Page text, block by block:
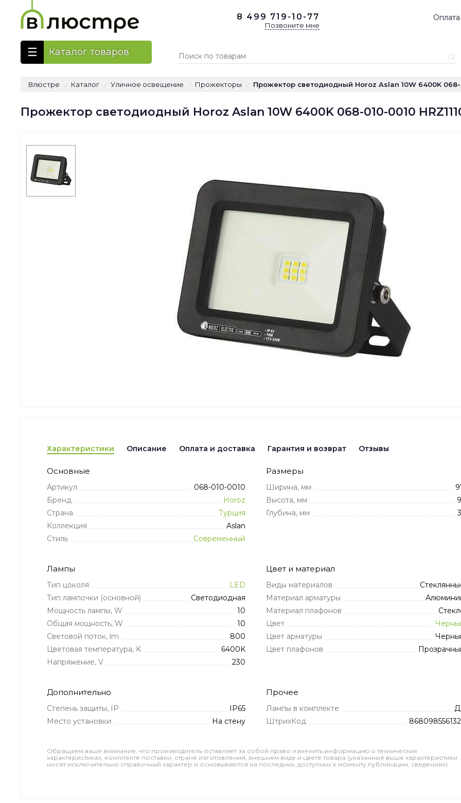
8 499 719-10-77
Позвоните мне
Оплата
Каталог товаров
Влюстре / Каталог / Уличное освещение / Прожекторы / Прожектор светодиодный Horoz Aslan 10W 6400K 068-
Прожектор светодиодный Horoz Aslan 10W 6400K 068-010-0010
Характеристики Описание Оплата и доставка Гарантия и возврат Отзывы
Основные
Артикул
068-010-0010
Бренд
Horoz
Страна
Турция
Коллекция
Aslan
Стиль
Современный
Размеры
Ширина, мм
Высота, мм
Глубина, мм
Лампы
Тип цоколя
LED
Тип лампочки (основной)
Светодиодная
Мощность лампы, W
10
Общая мощность, W
10
Световой поток, lm
800
Цветовая температура, K
6400K
Напряжение, V
230
Цвет и материал
Виды материалов
Материал арматуры
Материал плафонов
Цвет
Цвет арматуры
Цвет плафонов
Дополнительно
Степень защиты, IP
IP65
Место установки
На стену
Прочее
Лампы в комплекте
ШтрихКод
Обращаем ваше внимание, что производитель оставляет за собой право изменить информацию о технических
характеристиках, комплекте поставки, стране изготовления, внешнем виде и цвете товара (указанные выше характеристики
носят исключительно справочный характер и основываются на последних, доступных к моменту публикации, сведениях).